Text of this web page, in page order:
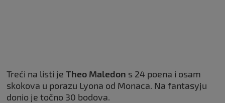
Treći na listi je Theo Maledon s 24 poena i osam
skokova u porazu Lyona od Monaca. Na fantasyju
donio je točno 30 bodova.